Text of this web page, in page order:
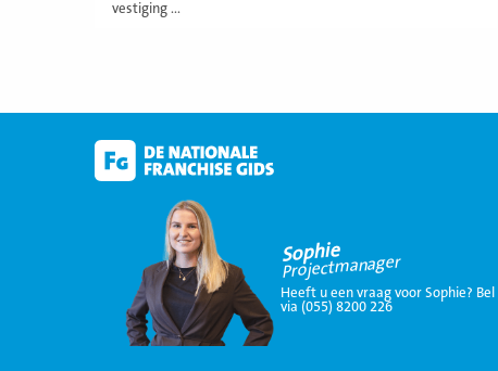
vestiging ...
Sophie
Projectmanager
Heeft u een vraag voor Sophie? Bel
via (055) 8200 226